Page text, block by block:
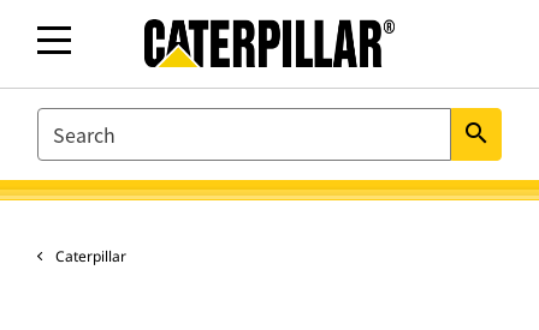
SEARCH search
Caterpillar